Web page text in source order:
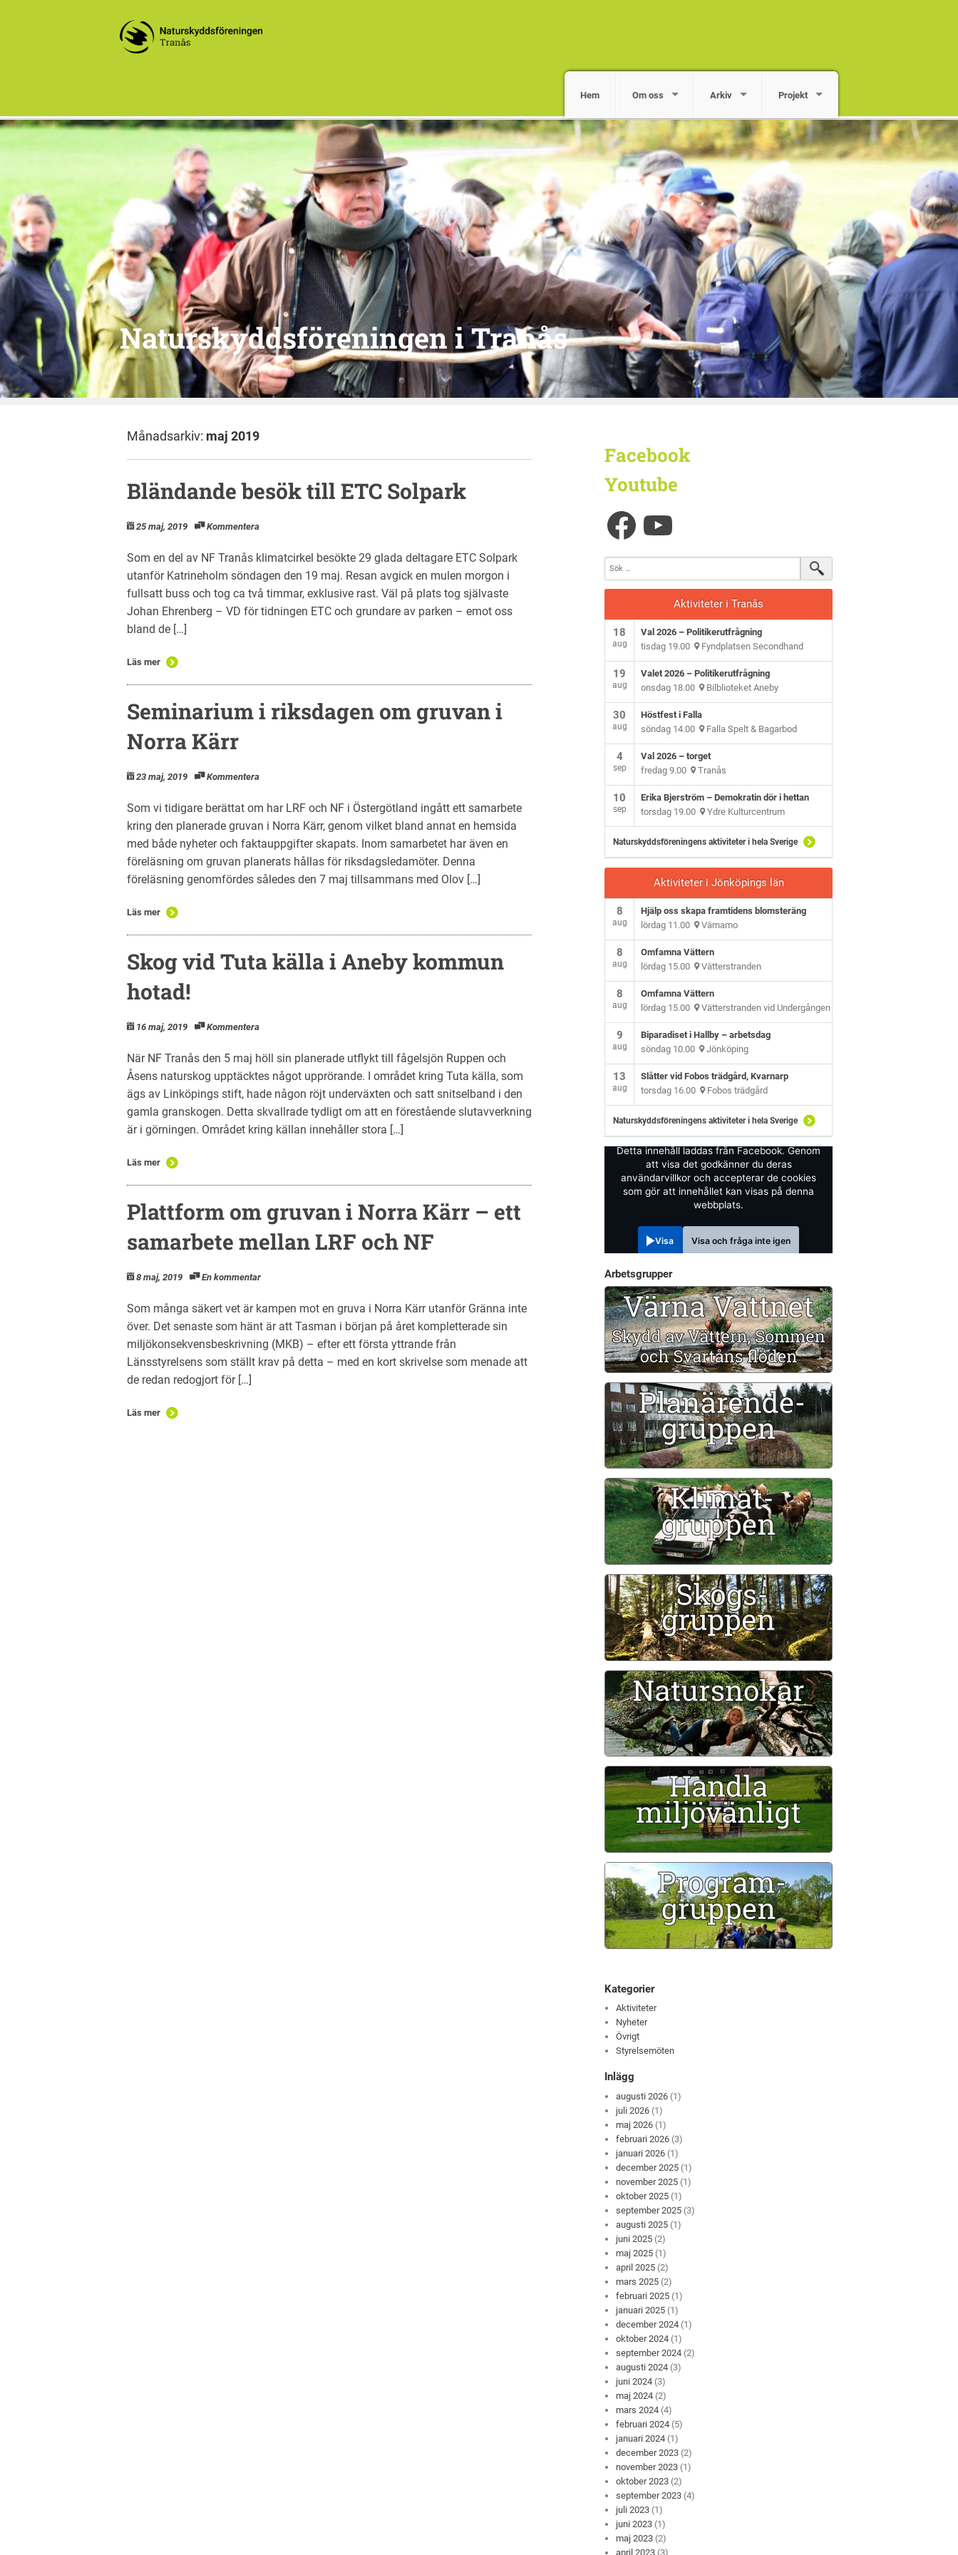
Hem Om oss Arkiv Projekt
Naturskyddsföreningen i Tranås
Månadsarkiv: maj 2019
Bländande besök till ETC Solpark
25 maj, 2019 Kommentera
Som en del av NF Tranås klimatcirkel besökte 29 glada deltagare ETC Solpark
utanför Katrineholm söndagen den 19 maj. Resan avgick en mulen morgon i
fullsatt buss och tog ca två timmar, exklusive rast. Väl på plats tog självaste
Johan Ehrenberg – VD för tidningen ETC och grundare av parken – emot oss
bland de […]
Läs mer
Seminarium i riksdagen om gruvan i
Norra Kärr
23 maj, 2019 Kommentera
Som vi tidigare berättat om har LRF och NF i Östergötland ingått ett samarbete
kring den planerade gruvan i Norra Kärr, genom vilket bland annat en hemsida
med både nyheter och faktauppgifter skapats. Inom samarbetet har även en
föreläsning om gruvan planerats hållas för riksdagsledamöter. Denna
föreläsning genomfördes således den 7 maj tillsammans med Olov […]
Läs mer
Skog vid Tuta källa i Aneby kommun
hotad!
16 maj, 2019 Kommentera
När NF Tranås den 5 maj höll sin planerade utflykt till fågelsjön Ruppen och
Åsens naturskog upptäcktes något upprörande. I området kring Tuta källa, som
ägs av Linköpings stift, hade någon röjt underväxten och satt snitselband i den
gamla granskogen. Detta skvallrade tydligt om att en förestående slutavverkning
är i görningen. Området kring källan innehåller stora […]
Läs mer
Plattform om gruvan i Norra Kärr – ett
samarbete mellan LRF och NF
8 maj, 2019 En kommentar
Som många säkert vet är kampen mot en gruva i Norra Kärr utanför Gränna inte
över. Det senaste som hänt är att Tasman i början på året kompletterade sin
miljökonsekvensbeskrivning (MKB) – efter ett första yttrande från
Länsstyrelsens som ställt krav på detta – med en kort skrivelse som menade att
de redan redogjort för […]
Läs mer
Facebook
Youtube
Aktiviteter i Tranås
18
aug
Val 2026 – Politikerutfrågning
tisdag 19.00 Fyndplatsen Secondhand
19
aug
Valet 2026 – Politikerutfrågning
onsdag 18.00 Bilblioteket Aneby
30
aug
Höstfest i Falla
söndag 14.00 Falla Spelt & Bagarbod
4
sep
Val 2026 – torget
fredag 9.00 Tranås
10
sep
Erika Bjerström – Demokratin dör i hettan
torsdag 19.00 Ydre Kulturcentrum
Naturskyddsföreningens aktiviteter i hela Sverige
Aktiviteter i Jönköpings län
8
aug
Hjälp oss skapa framtidens blomsteräng
lördag 11.00 Värnamo
8
aug
Omfamna Vättern
lördag 15.00 Vätterstranden
8
aug
Omfamna Vättern
lördag 15.00 Vätterstranden vid Undergången
9
aug
Biparadiset i Hallby – arbetsdag
söndag 10.00 Jönköping
13
aug
Slåtter vid Fobos trädgård, Kvarnarp
torsdag 16.00 Fobos trädgård
Naturskyddsföreningens aktiviteter i hela Sverige
Detta innehåll laddas från Facebook. Genom
att visa det godkänner du deras
användarvillkor och accepterar de cookies
som gör att innehållet kan visas på denna
webbplats.
Visa Visa och fråga inte igen
Arbetsgrupper
Kategorier
Aktiviteter
Nyheter
Övrigt
Styrelsemöten
Inlägg
augusti 2026 (1)
juli 2026 (1)
maj 2026 (1)
februari 2026 (3)
januari 2026 (1)
december 2025 (1)
november 2025 (1)
oktober 2025 (1)
september 2025 (3)
augusti 2025 (1)
juni 2025 (2)
maj 2025 (1)
april 2025 (2)
mars 2025 (2)
februari 2025 (1)
januari 2025 (1)
december 2024 (1)
oktober 2024 (1)
september 2024 (2)
augusti 2024 (3)
juni 2024 (3)
maj 2024 (2)
mars 2024 (4)
februari 2024 (5)
januari 2024 (1)
december 2023 (2)
november 2023 (1)
oktober 2023 (2)
september 2023 (4)
juli 2023 (1)
juni 2023 (1)
maj 2023 (2)
april 2023 (3)